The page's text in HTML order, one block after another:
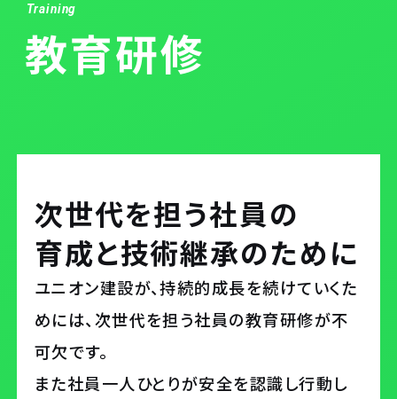
ホーム
ユニオン建設を知る
ユニオン建設を知るTOP
社長メッセージ
数字で知るユニオン建設
事業内容
先輩社員インタビュー
Training
教育研修
次世代を担う社員の
育成と技術継承のために
ユニオン建設が、持続的成長を続けていくた
めには、次世代を担う社員の教育研修が不
可欠です。
また社員一人ひとりが安全を認識し行動し